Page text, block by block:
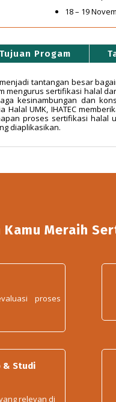
18 – 19
Tujuan Progam
tantangan besar
mengurus sertifikasi halal
kesinambungan dan
Halal UMK, IHATEC
proses sertifikasi halal
diaplikasikan.
Kamu Meraih
proses
& Studi
relevan di